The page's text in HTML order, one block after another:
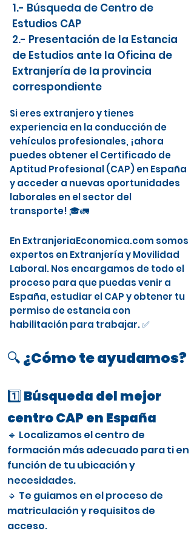
1.- Búsqueda de Centro de
Estudios CAP
2.- Presentación de la Estancia
de Estudios ante la Oficina de
Extranjería de la provincia
correspondiente
Si eres extranjero y tienes
experiencia en la conducción de
vehículos profesionales, ¡ahora
puedes obtener el Certificado de
Aptitud Profesional (CAP) en España
y acceder a nuevas oportunidades
laborales en el sector del
transporte! 🎓🚛
En ExtranjeriaEconomica.com somos
expertos en Extranjería y Movilidad
Laboral. Nos encargamos de todo el
proceso para que puedas venir a
España, estudiar el CAP y obtener tu
permiso de estancia con
habilitación para trabajar. ✅
🔍 ¿Cómo te ayudamos?
1️⃣ Búsqueda del mejor
centro CAP en España
🔹 Localizamos el centro de
formación más adecuado para ti en
función de tu ubicación y
necesidades.
🔹 Te guiamos en el proceso de
matriculación y requisitos de
acceso.